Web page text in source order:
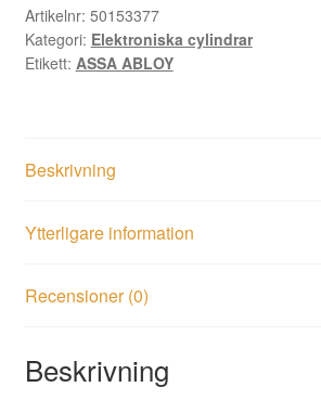
mängd
Artikelnr: 50153377
Kategori: Elektroniska cylindrar
Etikett: ASSA ABLOY
Beskrivning
Ytterligare information
Recensioner (0)
Beskrivning